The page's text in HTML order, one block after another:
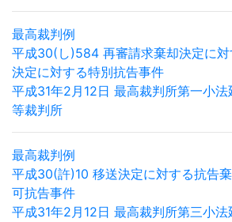
最高裁判例
平成30(し)584 再審請求棄却決定に
決定に対する特別抗告事件
平成31年2月12日 最高裁判所第一小
等裁判所
最高裁判例
平成30(許)10 移送決定に対する抗告
可抗告事件
平成31年2月12日 最高裁判所第三小